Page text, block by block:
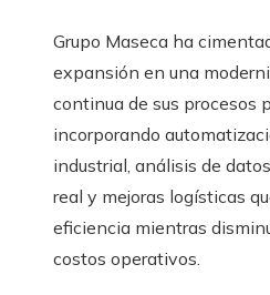
Grupo Maseca ha
expansión en una
continua de sus procesos
incorporando
industrial, análisis de
real y mejoras logísticas
eficiencia mientras
costos operativos.